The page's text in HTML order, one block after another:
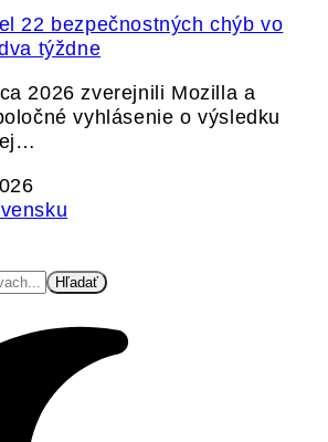
22 bezpečnostných chýb vo
týždne
2026 zverejnili Mozilla a
vyhlásenie o výsledku